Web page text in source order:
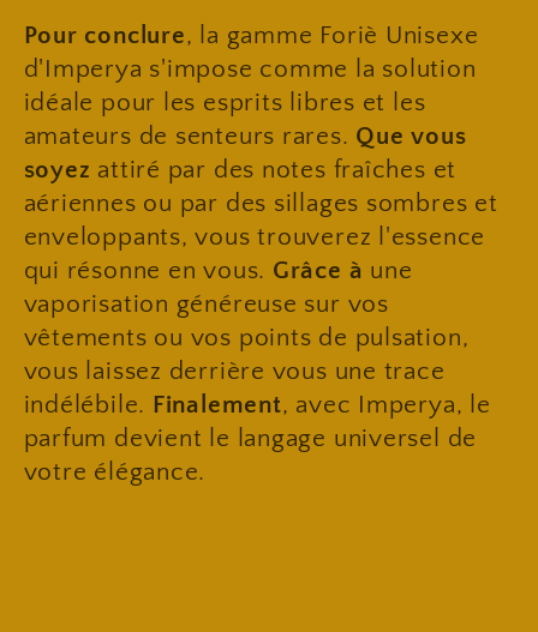
Pour conclure, la gamme Foriè Unisexe
d'Imperya s'impose comme la solution
idéale pour les esprits libres et les
amateurs de senteurs rares. Que vous
soyez attiré par des notes fraîches et
aériennes ou par des sillages sombres et
enveloppants, vous trouverez l'essence
qui résonne en vous. Grâce à une
vaporisation généreuse sur vos
vêtements ou vos points de pulsation,
vous laissez derrière vous une trace
indélébile. Finalement, avec Imperya, le
parfum devient le langage universel de
votre élégance.